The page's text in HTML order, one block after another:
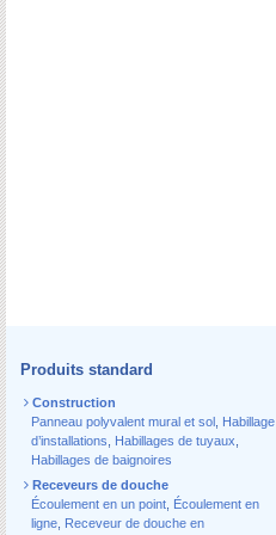
Produits standard
Construction
Panneau polyvalent mural et sol Habillage
d’installations
Habillages de tuyaux
Habillages de baignoires
Receveurs de douche
Écoulement en un point Écoulement en
ligne Receveur de douche en